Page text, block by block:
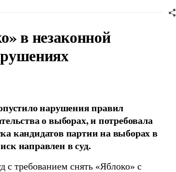
в незаконной
нарушения правил
о выборах, и потребовала
кандидатов партии на выборах в
направлен в суд.
с требованием снять «Яблоко» с